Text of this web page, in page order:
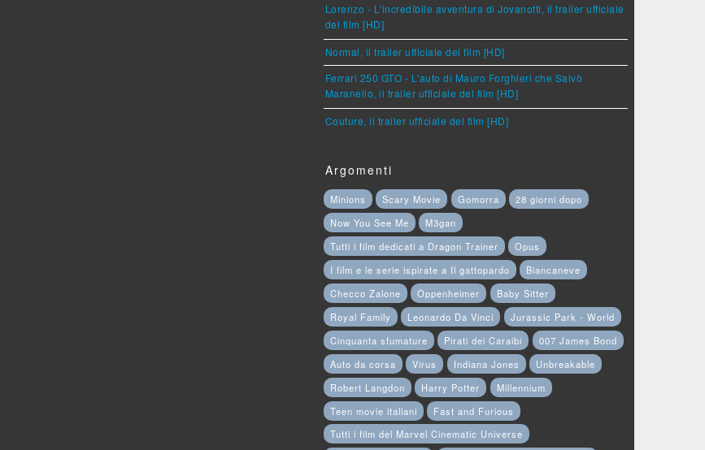
Lorenzo - L'incredibile avventura di Jovanotti, il trailer ufficiale
del film [HD]
Normal, il trailer ufficiale del film [HD]
Ferrari 250 GTO - L'auto di Mauro Forghieri che Salvò
Maranello, il trailer ufficiale del film [HD]
Couture, il trailer ufficiale del film [HD]
Argomenti
Minions Scary Movie Gomorra
28 giorni dopo
Now You See Me
M3gan
Tutti i film dedicati a Dragon Trainer
Opus
I film e le serie ispirate a Il gattopardo
Biancaneve
Checco Zalone
Oppenheimer
Baby Sitter
Royal Family
Leonardo Da Vinci
Jurassic Park - World
Cinquanta sfumature
Pirati dei Caraibi
007 James Bond
Auto da corsa
Virus Indiana Jones
Unbreakable
Robert Langdon
Harry Potter
Millennium
Teen movie italiani
Fast and Furious
Tutti i film del Marvel Cinematic Universe